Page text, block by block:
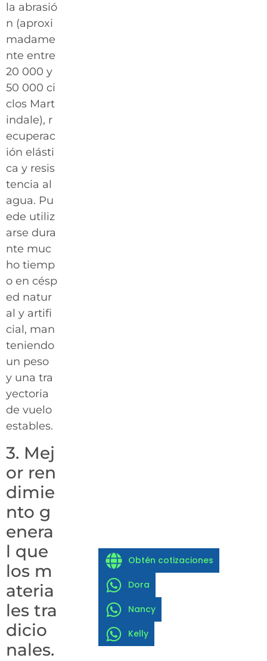
la abrasió
n (aproxi
madame
nte entre
20 000 y
50 000 ci
clos Mart
indale), r
ecuperac
ión elásti
ca y resis
tencia al
agua. Pu
ede utiliz
arse dura
nte muc
ho tiemp
o en césp
ed natur
al y artifi
cial, man
teniendo
un peso
y una tra
yectoria
de vuelo
estables.
3. Mej
or ren
dimie
nto g
enera
l que
los m
ateria
les tra
dicio
nales.
Obtén cotizaciones
Dora
Nancy
Kelly